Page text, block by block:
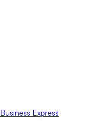
Business Express